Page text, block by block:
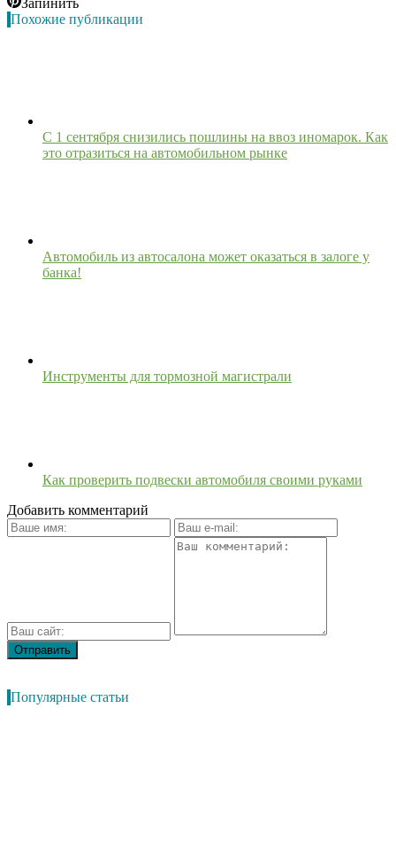
Похожие публикации
С 1 сентября снизились пошлины на ввоз иномарок. Как
это отразиться на автомобильном рынке
Автомобиль из автосалона может оказаться в залоге у
банка!
Инструменты для тормозной магистрали
Как проверить подвески автомобиля своими руками
Добавить комментарий
Популярные статьи